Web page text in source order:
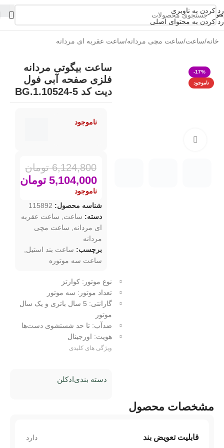
رد کردن به ناوبری
رد کردن به محتوای اصلی
منو
خانه/ساعت/ساعت مچی مردانه/ساعت عقربه ای مردانه
-17%
ناموجود
ساعت بیگوتی مردانه
فلزی صفحه آبی فول
دیت کد BG.1.10524-5
ناموجود
6,124,800 تومان
5,104,000 تومان
ناموجود
شناسه محصول: 115892
دسته: ساعت
ساعت عقربه
ای مردانه
ساعت مچی
مردانه
برچسب: ساعت بند استیل
ساعت سه موتوره
نوع موتور: کوارتز
تعداد موتور: سه موتور
گارانتی: 5 سال باتری و یک سال
موتور
ضدآب: تا حد شستشوی دست‌ها
هویت: اورجینال
ویژگی های کلیدی
دسته بندیادکلن
مشخصات محصول
قابلیت تعویض بند دارد